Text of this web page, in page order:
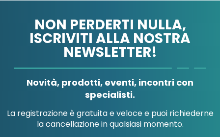
A.B.PHARM SRL
A.MENARINI
NON PERDERTI NULLA,
ISCRIVITI ALLA NOSTRA
NEWSLETTER!
Novità, prodotti, eventi, incontri con
specialisti.
La registrazione è gratuita e veloce e puoi richiederne
la cancellazione in qualsiasi momento.